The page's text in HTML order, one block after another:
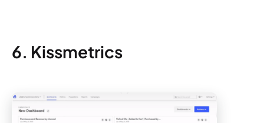
6. Kissmetrics